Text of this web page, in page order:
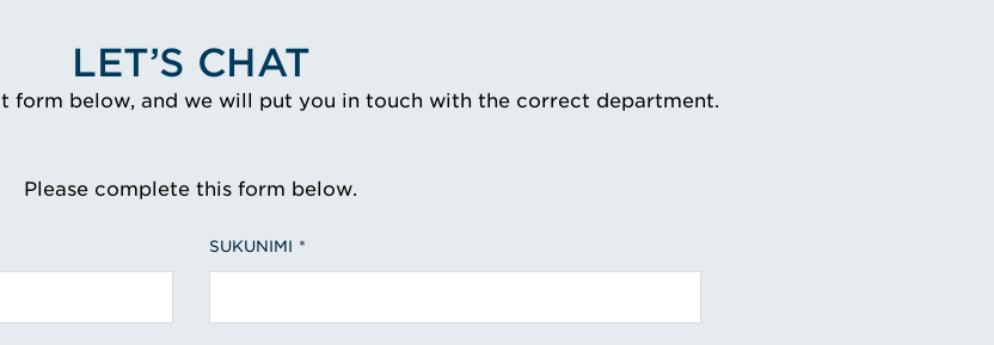
LET’S CHAT
form below, and we will put you in touch with the correct department.
Please complete this form below.
SUKUNIMI